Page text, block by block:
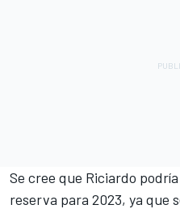
Se cree que Riciardo
reserva para 2023, ya que